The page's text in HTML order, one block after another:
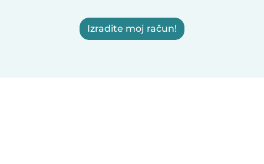
Izradite moj račun!